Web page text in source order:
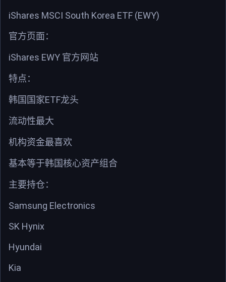
iShares MSCI South Korea ETF (EWY)
官方页面：
iShares EWY 官方网站
特点：
韩国国家ETF龙头
流动性最大
机构资金最喜欢
基本等于韩国核心资产组合
主要持仓：
Samsung Electronics
SK Hynix
Hyundai
Kia